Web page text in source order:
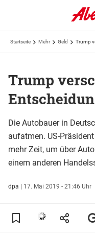
Startseite Mehr Geld Trump
Trump
Die Autobauer in
aufatmen. US-
mehr Zeit, um über
einem anderen
dpa | 17. Mai 2019 - 21:46 Uhr